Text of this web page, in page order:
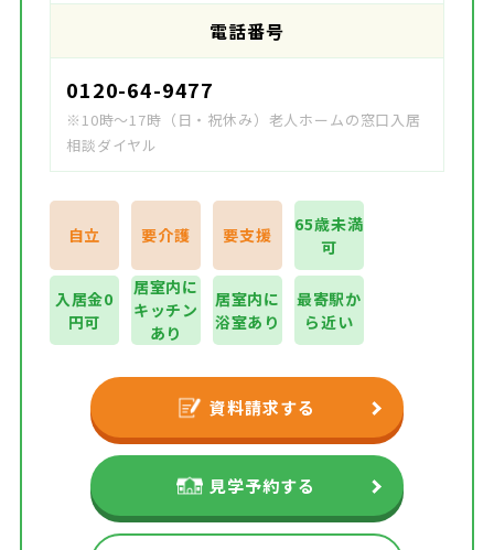
電話番号
0120-64-9477
※10時～17時（日・祝休み）老人ホームの窓口入居
相談ダイヤル
自立 要介護 要支援
65歳未満
可
入居金0
円可
居室内に
キッチン
あり
居室内に
浴室あり
最寄駅か
ら近い
資料請求する
見学予約する